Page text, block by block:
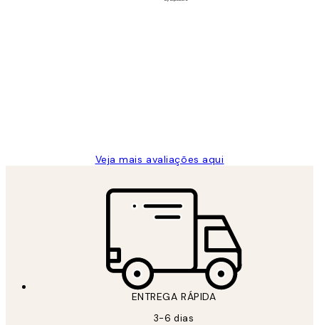
Veja mais avaliações aqui
ENTREGA RÁPIDA
3-6 dias